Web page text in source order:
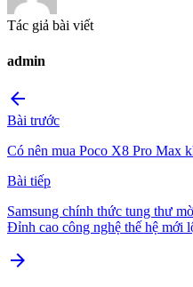
Tác giả bài viết
admin
arrow_back
Bài trước
Có nên mua Poco X8 Pro Max
Bài tiếp
Samsung chính thức tung thư
Đỉnh cao công nghệ thế hệ mới
arrow_forward